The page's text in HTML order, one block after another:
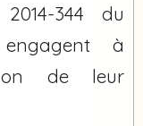
344 du
à
de leur